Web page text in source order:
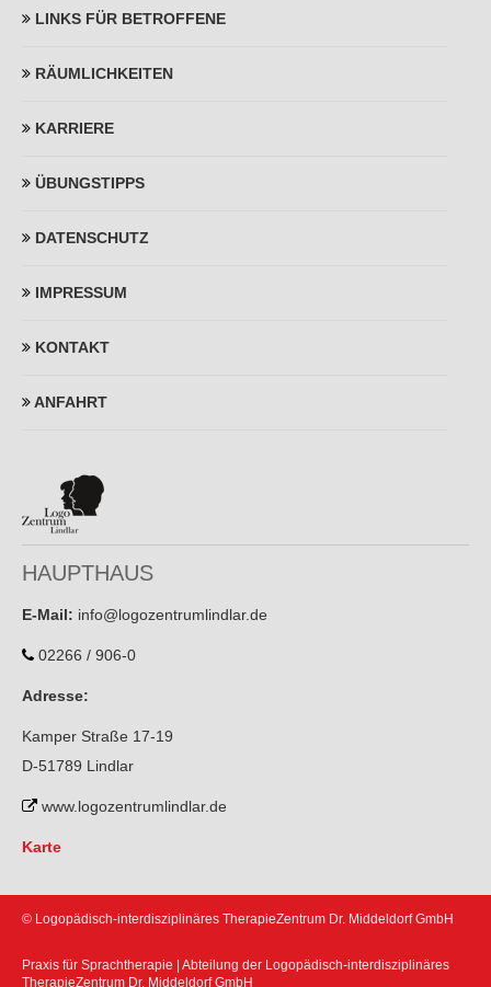
LINKS FÜR BETROFFENE
RÄUMLICHKEITEN
KARRIERE
ÜBUNGSTIPPS
DATENSCHUTZ
IMPRESSUM
KONTAKT
ANFAHRT
HAUPTHAUS
E-Mail: info@logozentrumlindlar.de
02266 / 906-0
Adresse:
Kamper Straße 17-19
D-51789 Lindlar
www.logozentrumlindlar.de
Karte
© Logopädisch-interdisziplinäres TherapieZentrum Dr. Middeldorf GmbH
Praxis für Sprachtherapie | Abteilung der Logopädisch-interdisziplinäres
TherapieZentrum Dr. Middeldorf GmbH